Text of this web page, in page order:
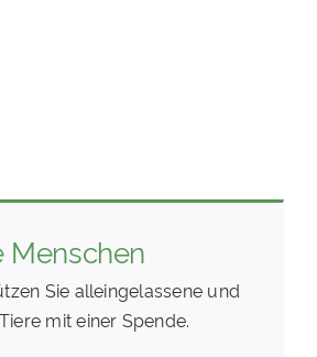
Menschen
Sie alleingelassene und
mit einer Spende.